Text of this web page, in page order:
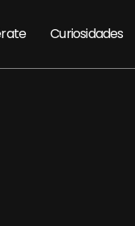
Curiosidades